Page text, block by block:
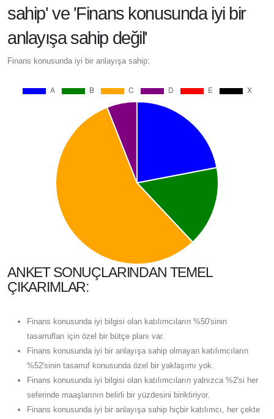
sahip' ve 'Finans konusunda iyi bir
anlayışa sahip değil'
Finans konusunda iyi bir anlayışa sahip:
ANKET SONUÇLARINDAN TEMEL
ÇIKARIMLAR:
Finans konusunda iyi bilgisi olan katılımcıların %50'sinin
tasarrufları için özel bir bütçe planı var.
Finans konusunda iyi bir anlayışa sahip olmayan katılımcıların
%52'sinin tasarruf konusunda özel bir yaklaşımı yok.
Finans konusunda iyi bilgisi olan katılımcıların yalnızca %2'si her
seferinde maaşlarının belirli bir yüzdesini biriktiriyor.
Finans konusunda iyi bir anlayışa sahip hiçbir katılımcı, her çekte